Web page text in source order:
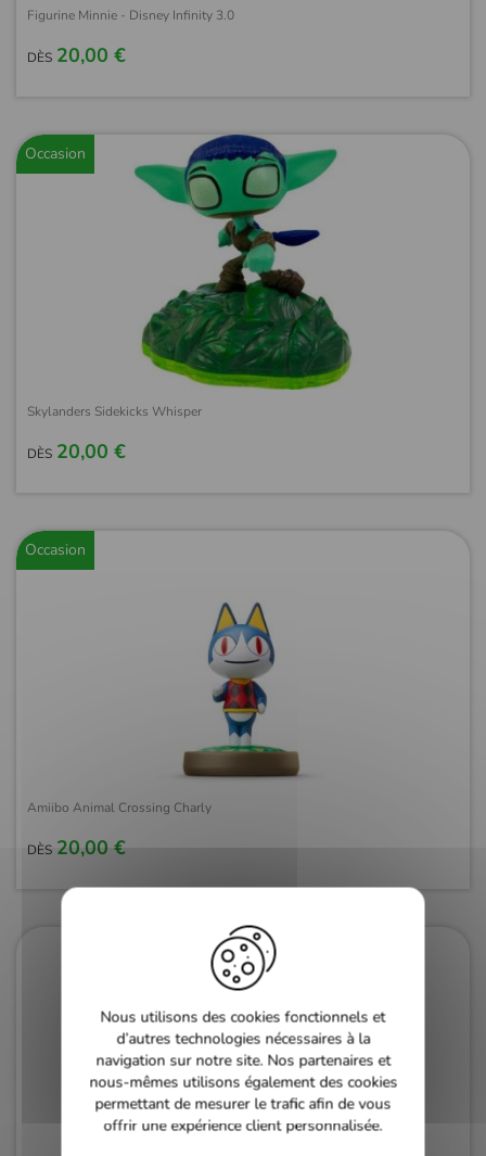
Figurine Minnie - Disney Infinity 3.0
DÈS 20,00 €
Occasion
Skylanders Sidekicks Whisper
DÈS 20,00 €
Occasion
Amiibo Animal Crossing Charly
DÈS 20,00 €
Nous utilisons des cookies fonctionnels et
d’autres technologies nécessaires à la
navigation sur notre site. Nos partenaires et
nous-mêmes utilisons également des cookies
permettant de mesurer le trafic afin de vous
offrir une expérience client personnalisée.